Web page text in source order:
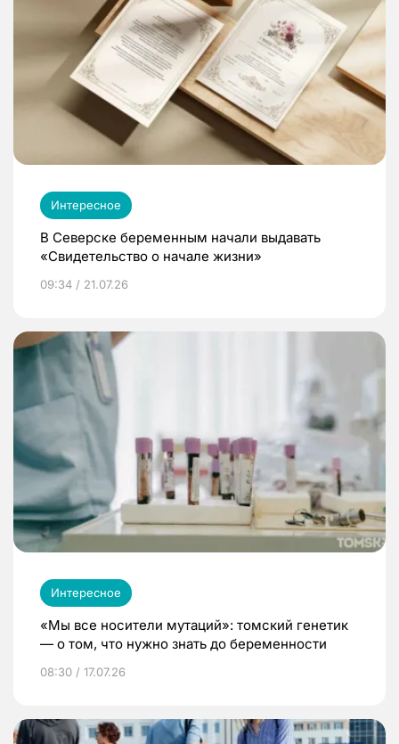
Интересное
В Северске беременным начали выдавать
«Свидетельство о начале жизни»
09:34 / 21.07.26
Интересное
«Мы все носители мутаций»: томский генетик
— о том, что нужно знать до беременности
08:30 / 17.07.26